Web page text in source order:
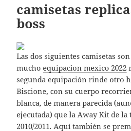
camisetas
boss
Las dos siguientes camisetas
muchoequipacion mexico 2022
segunda equipación rinde otro
Biscione, con su cuerpo
blanca, de manera parecida
ejecutada) que la Away Kit de la
2010/2011. Aquí también se